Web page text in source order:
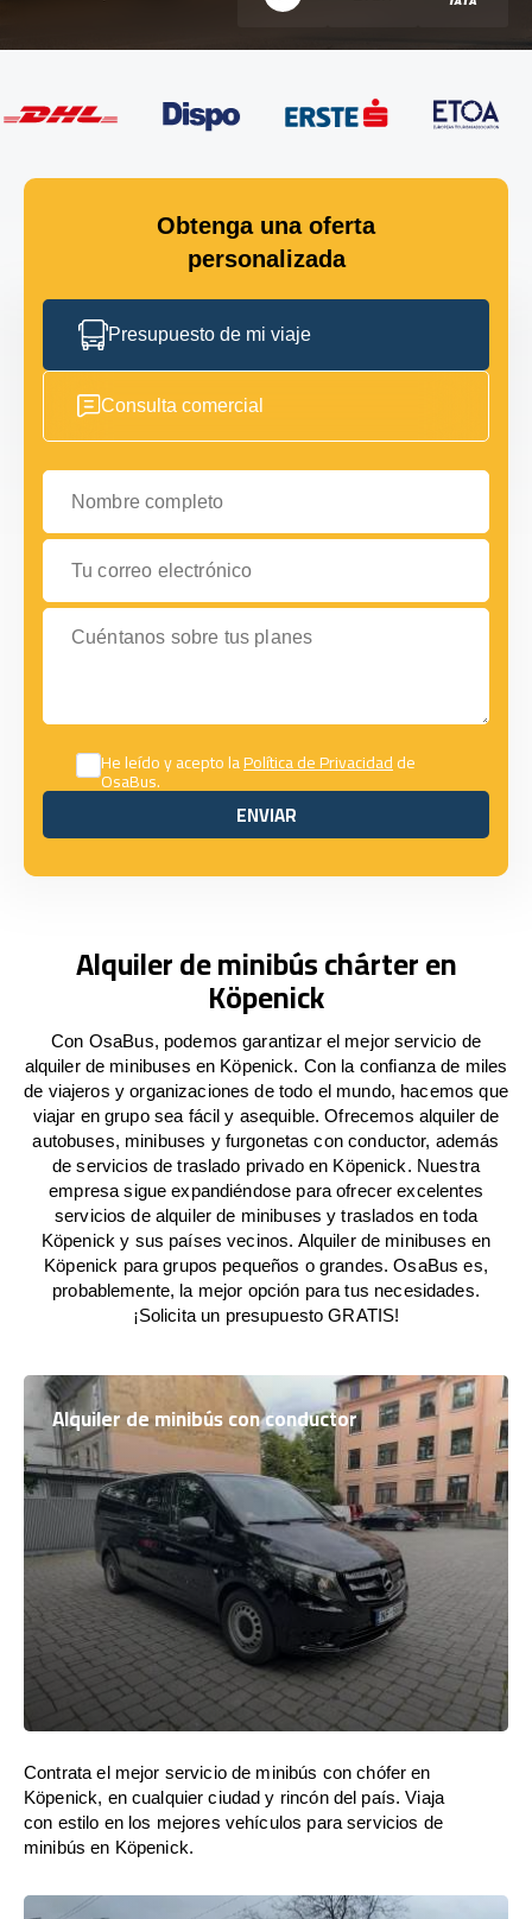
Obtenga una oferta
personalizada
Presupuesto de mi viaje
Consulta comercial
Nombre completo
Tu correo electrónico
Cuéntanos sobre tus planes
He leído y acepto laPolítica de Privacidadde
OsaBus.
ENVIAR
ENVIAR
Alquiler de minibús chárter en
Köpenick
Con OsaBus, podemos garantizar el mejor servicio de
alquiler de minibuses en Köpenick. Con la confianza de miles
de viajeros y organizaciones de todo el mundo, hacemos que
viajar en grupo sea fácil y asequible. Ofrecemos alquiler de
autobuses, minibuses y furgonetas con conductor, además
de servicios de traslado privado en Köpenick. Nuestra
empresa sigue expandiéndose para ofrecer excelentes
servicios de alquiler de minibuses y traslados en toda
Köpenick y sus países vecinos. Alquiler de minibuses en
Köpenick para grupos pequeños o grandes. OsaBus es,
probablemente, la mejor opción para tus necesidades.
¡Solicita un presupuesto GRATIS!
Alquiler de minibús con conductor
Contrata el mejor servicio de minibús con chófer en
Köpenick, en cualquier ciudad y rincón del país. Viaja
con estilo en los mejores vehículos para servicios de
minibús en Köpenick.